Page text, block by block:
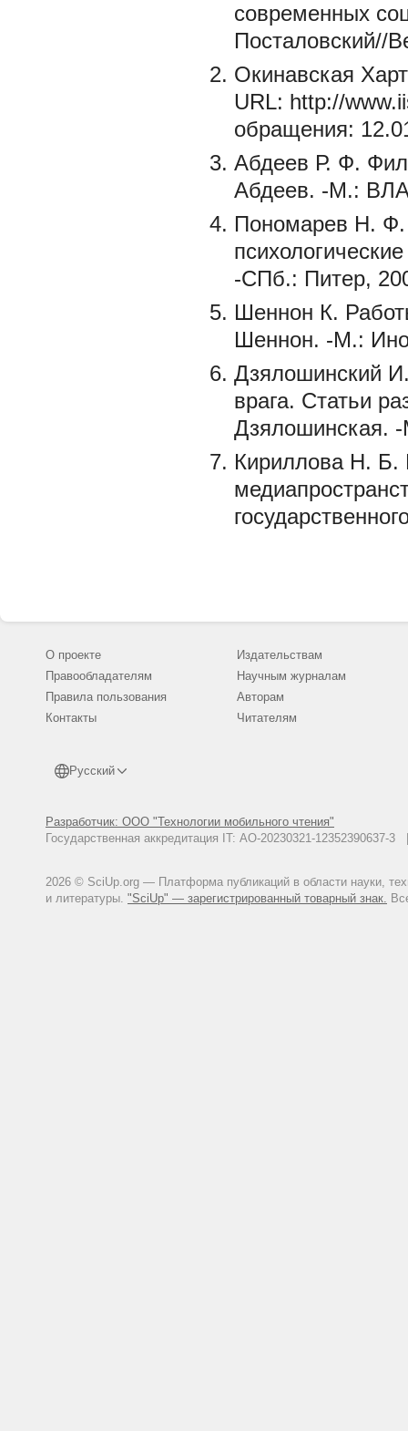
современных
Посталовский//
Окинавская
URL: http://
обращения:
Абдеев Р. Ф.
Абдеев. -М.:
Пономарев Н. Ф.
-СПб.: Питер,
Шеннон К.
Шеннон. -М.:
Дзялошинский
врага. Статьи
Дзялошинская.
Кириллова Н. Б.
О проекте
Правообладателям
Правила пользования
Контакты
Русский
Разработчик: ООО "Технологии мобильного чтения"
Государственная аккредитация IT: АО-20230321-
2026 © SciUp.org — Платформа публикаций в области науки,
и литературы. "SciUp" — зарегистрированный товарный знак.
Издательствам
Научным журналам
Авторам
Читателям